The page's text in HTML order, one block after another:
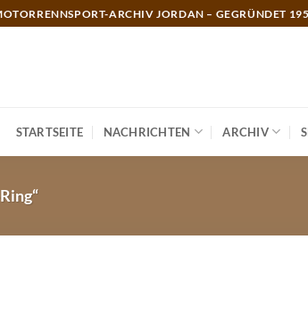
ARCHIV JORDAN – GEGRÜNDET
STARTSEITE NACHRICHTEN ARCHIV